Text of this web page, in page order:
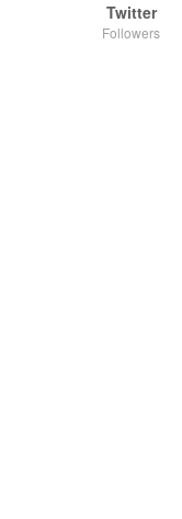
Twitter
Followers